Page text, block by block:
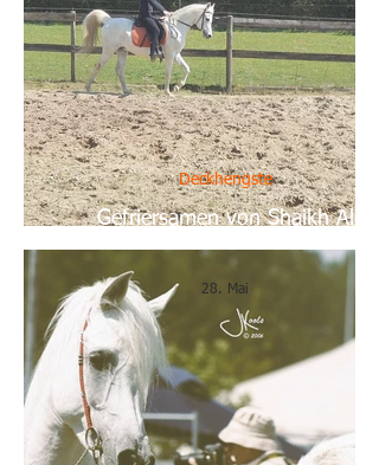
Gefriersamen von Shaikh Al
Damaran
Deckhengste
28. Mai